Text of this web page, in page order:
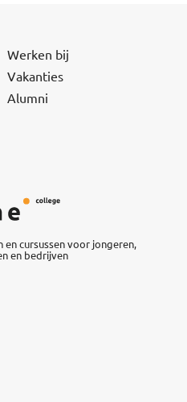
Werken bij
Vakanties
Alumni
cursussen voor jongeren,
en bedrijven